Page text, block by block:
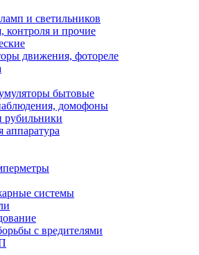
и светильников
контроля и прочие
движения, фотореле
бытовые
домофоны
рубильники
аппаратура
системы
с вредителями